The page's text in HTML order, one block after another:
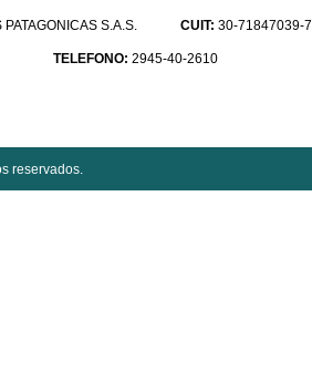
S.A.S. CUIT: 30-71847039-7
TELEFONO: 2945-40-2610
reservados.